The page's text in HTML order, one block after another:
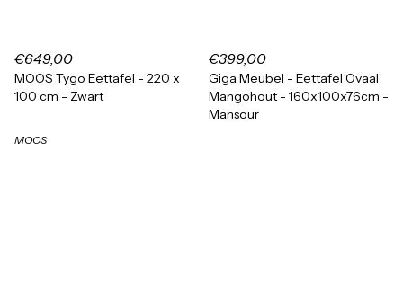
€649,00
MOOS Tygo Eettafel - 220 x
100 cm - Zwart
MOOS
€399,00
Giga Meubel - Eettafel Ovaal
Mangohout - 160x100x76cm -
Mansour